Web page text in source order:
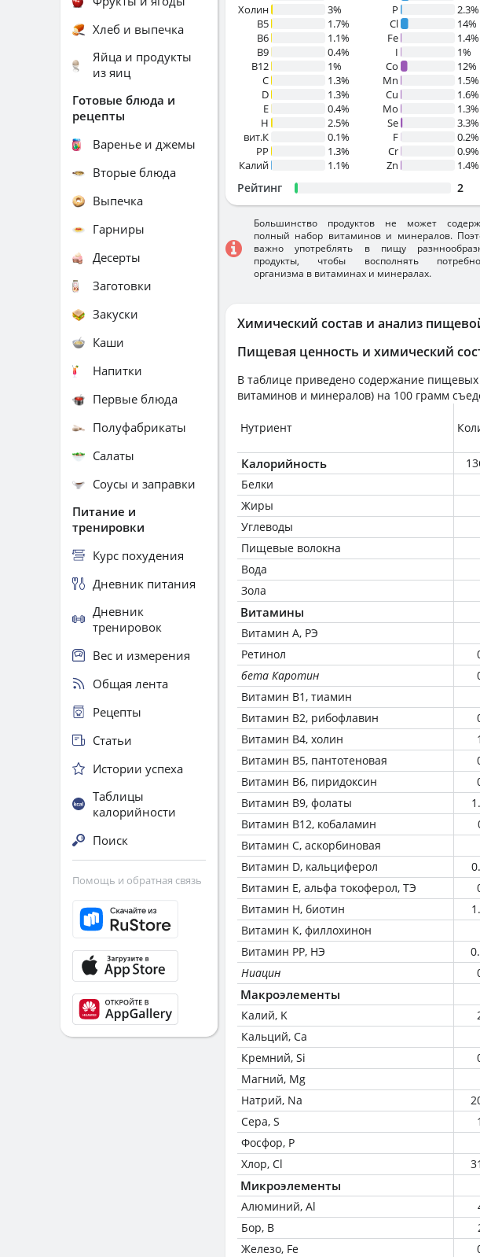
Химический состав и анализ
Пищевая ценность и химический
В таблице приведено содержание пищевых
витаминов и минералов) на 100 грамм
Нутриент
Калорийность
Белки
Жиры
Углеводы
Пищевые волокна
Вода
Зола
Витамины
Витамин А, РЭ
Ретинол
бета Каротин
Витамин В1, тиамин
Витамин В2, рибофлавин
Витамин В4, холин
Витамин В5, пантотеновая
Витамин В6, пиридоксин
Витамин В9, фолаты
Витамин В12, кобаламин
Витамин C, аскорбиновая
Витамин D, кальциферол
Витамин Е, альфа токоферол, ТЭ
Витамин Н, биотин
Витамин К, филлохинон
Витамин РР, НЭ
Ниацин
Макроэлементы
Калий, K
Кальций, Ca
Кремний, Si
Магний, Mg
Натрий, Na
Сера, S
Фосфор, P
Хлор, Cl
Микроэлементы
Алюминий, Al
Бор, B
Железо, Fe
Холин
3%
B5
1.7%
B6
1.1%
B9
0.4%
B12
1%
C
1.3%
D
1.3%
E
0.4%
H
2.5%
вит.К
0.1%
PP
1.3%
Калий
1.1%
P
2.3%
Cl
14%
Fe
1.4%
I
1%
Co
12%
Mn
1.5%
Cu
1.6%
Mo
1.3%
Se
3.3%
F
0.2%
Cr
0.9%
Zn
1.4%
Рейтинг 2
Большинство продуктов не может
полный набор витаминов и минералов.
важно употреблять в пищу
продукты, чтобы восполнять
организма в витаминах и минералах.
Хлеб и выпечка
Яйца и продукты
из яиц
Готовые блюда и
рецепты
Варенье и джемы
Вторые блюда
Выпечка
Гарниры
Десерты
Заготовки
Закуски
Каши
Напитки
Первые блюда
Полуфабрикаты
Салаты
Соусы и заправки
Питание и
тренировки
Курс похудения
Дневник питания
Дневник
тренировок
Вес и измерения
Общая лента
Рецепты
Статьи
Истории успеха
Таблицы
калорийности
Поиск
Помощь и обратная связь